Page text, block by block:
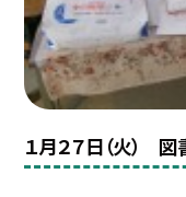
１月２７日（火）